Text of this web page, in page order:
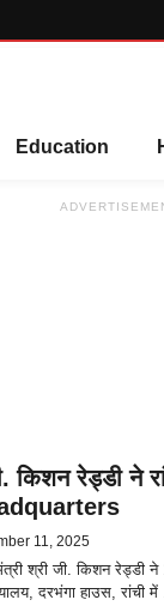
Education
किशन रेड्डी ने
11, 2025
श्री जी. किशन रेड्डी
दरभंगा हाउस, रांची में